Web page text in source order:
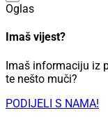
Oglas
Imaš vijest?
Imaš informaciju iz
te nešto muči?
PODIJELI S NAMA!